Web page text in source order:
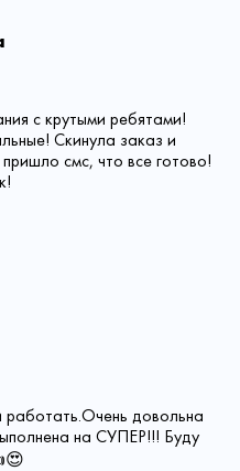
с крутыми ребятами!
Скинула заказ и
смс, что все готово!
довольна
на СУПЕР!!! Буду